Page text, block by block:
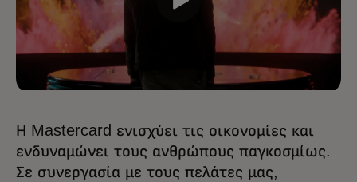
Η Mastercard ενισχύει τις οικονομίες και
ενδυναμώνει τους ανθρώπους παγκοσμίως.
Σε συνεργασία με τους πελάτες μας,